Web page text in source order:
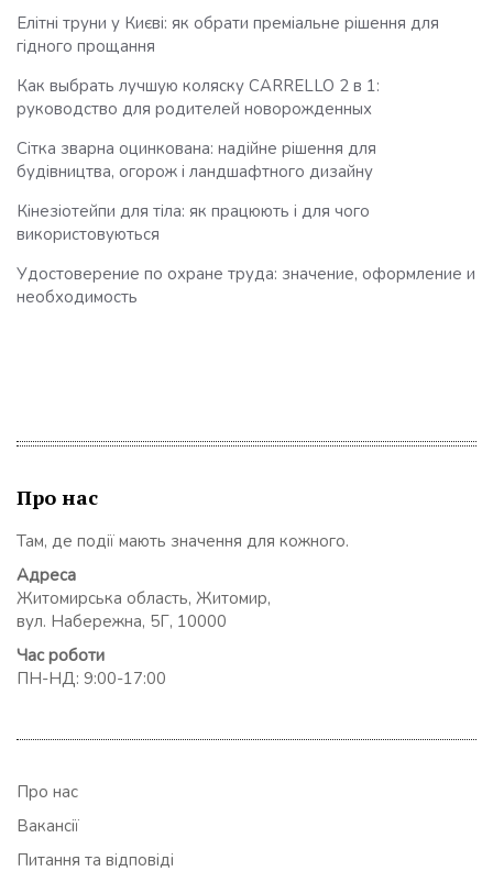
Елітні труни у Києві: як обрати преміальне рішення для
гідного прощання
Как выбрать лучшую коляску CARRELLO 2 в 1:
руководство для родителей новорожденных
Сітка зварна оцинкована: надійне рішення для
будівництва, огорож і ландшафтного дизайну
Кінезіотейпи для тіла: як працюють і для чого
використовуються
Удостоверение по охране труда: значение, оформление и
необходимость
Про нас
Там, де події мають значення для кожного.
Адреса
Житомирська область, Житомир,
вул. Набережна, 5Г, 10000
Час роботи
ПН-НД: 9:00-17:00
Про нас
Вакансії
Питання та відповіді